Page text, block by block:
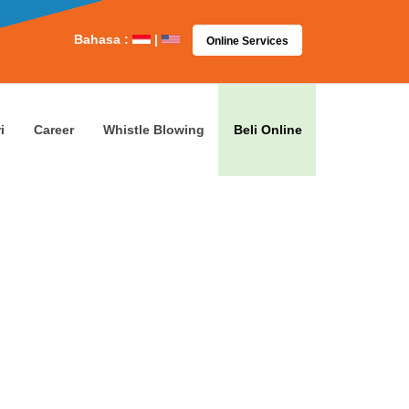
Bahasa : | Online Services
Career Whistle Blowing Beli Online